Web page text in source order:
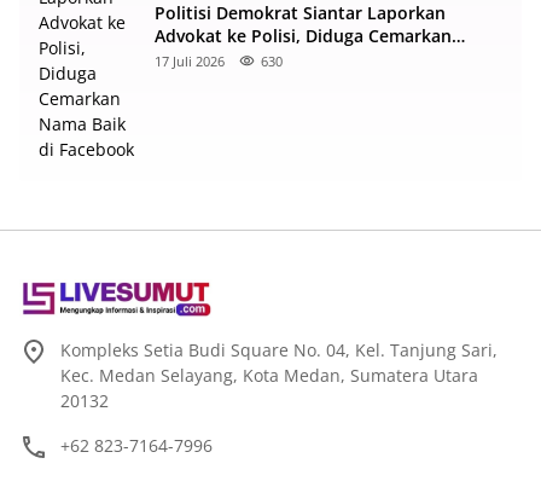
Politisi Demokrat Siantar Laporkan
Advokat ke Polisi, Diduga Cemarkan
Nama Baik di Facebook
17 Juli 2026 630
Kompleks Setia Budi Square No. 04, Kel. Tanjung Sari,
Kec. Medan Selayang, Kota Medan, Sumatera Utara
20132
+62 823-7164-7996